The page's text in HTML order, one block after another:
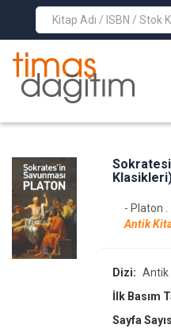
>
- Platon .
Antik
Dizi: Antik
İlk Basım
Sayfa